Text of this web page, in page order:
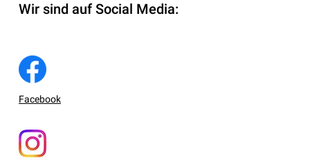
Wir sind auf Social Media:
Facebook